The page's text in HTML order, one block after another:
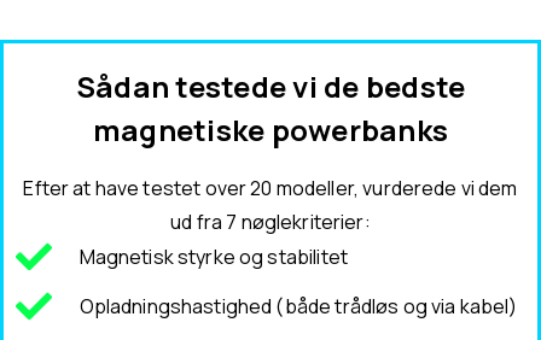
Sådan testede vi de bedste
magnetiske powerbanks
Efter at have testet over 20 modeller, vurderede vi dem
ud fra 7 nøglekriterier:
Magnetisk styrke og stabilitet
Opladningshastighed (både trådløs og via kabel)